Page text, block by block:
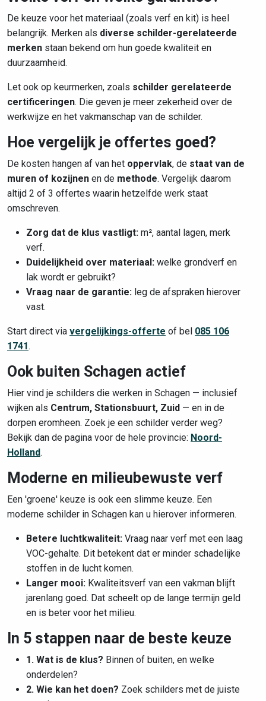
De keuze voor het materiaal (zoals verf en kit) is heel
belangrijk. Merken als diverse schilder-gerelateerde
merken staan bekend om hun goede kwaliteit en
duurzaamheid.
Let ook op keurmerken, zoals schilder gerelateerde
certificeringen. Die geven je meer zekerheid over de
werkwijze en het vakmanschap van de schilder.
Hoe vergelijk je offertes goed?
De kosten hangen af van het oppervlak, de staat van de
muren of kozijnen en de methode. Vergelijk daarom
altijd 2 of 3 offertes waarin hetzelfde werk staat
omschreven.
Zorg dat de klus vastligt: m², aantal lagen, merk
verf.
Duidelijkheid over materiaal: welke grondverf en
lak wordt er gebruikt?
Vraag naar de garantie: leg de afspraken hierover
vast.
Start direct via vergelijkings-offerte of bel 085 106
1741.
Ook buiten Schagen actief
Hier vind je schilders die werken in Schagen — inclusief
wijken als Centrum, Stationsbuurt, Zuid — en in de
dorpen eromheen. Zoek je een schilder verder weg?
Bekijk dan de pagina voor de hele provincie: Noord-
Holland.
Moderne en milieubewuste verf
Een 'groene' keuze is ook een slimme keuze. Een
moderne schilder in Schagen kan u hierover informeren.
Betere luchtkwaliteit: Vraag naar verf met een laag
VOC-gehalte. Dit betekent dat er minder schadelijke
stoffen in de lucht komen.
Langer mooi: Kwaliteitsverf van een vakman blijft
jarenlang goed. Dat scheelt op de lange termijn geld
en is beter voor het milieu.
In 5 stappen naar de beste keuze
1. Wat is de klus? Binnen of buiten, en welke
onderdelen?
2. Wie kan het doen? Zoek schilders met de juiste